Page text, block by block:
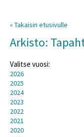
« Takaisin etusivulle
Arkisto:
Valitse vuosi:
2026
2025
2024
2023
2022
2021
2020